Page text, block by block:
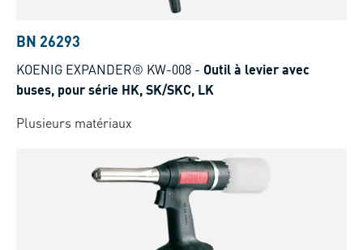
BN 26293
KOENIG EXPANDER® KW-008 - Outil à levier avec
buses, pour série HK, SK/SKC, LK
Plusieurs matériaux